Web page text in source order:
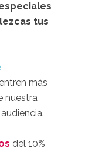
tus
más
nuestra
del 10%